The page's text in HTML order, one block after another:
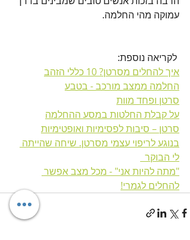
עמוקה מהי החלמה.
איך להחלים מסרטן? 10 כללי הזהב
החלמה ממצב מורכב - בטבע
סרטן ופחד מוות
על קבלת החלטות במסע ההחלמה
סרטן – סיבות לפסימיות ואופטימיות
בנוגע לריפוי עצמי מסרטן. שיחה שהייתה
לי הבוקר
"מתה להיות אני" - מכל מצב אפשר
להחלים לגמרי!